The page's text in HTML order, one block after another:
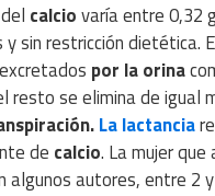
calciovaría entre 0,32
sin restricción dietética.
por la orina
resto se elimina de igual
La lactancia
de calcio. La mujer
algunos autores, entre 2